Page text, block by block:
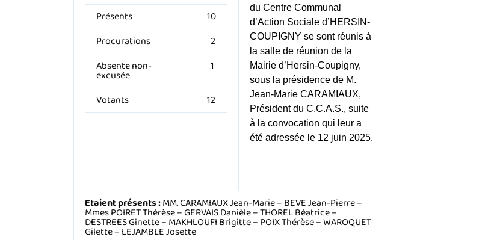
Présents
10
Procurations
2
Absente non-
excusée
1
Votants 12
du Centre Communal
d’Action Sociale d’HERSIN-
COUPIGNY se sont réunis à
la salle de réunion de la
Mairie d’Hersin-Coupigny,
sous la présidence de M.
Jean-Marie CARAMIAUX,
Président du C.C.A.S., suite
à la convocation qui leur a
été adressée le 12 juin 2025.
Etaient présents :MM. CARAMIAUX Jean-Marie – BEVE Jean-Pierre –
Mmes POIRET Thérèse – GERVAIS Danièle – THOREL Béatrice –
DESTREES Ginette – MAKHLOUFI Brigitte – POIX Thérèse – WAROQUET
Gilette – LEJAMBLE Josette